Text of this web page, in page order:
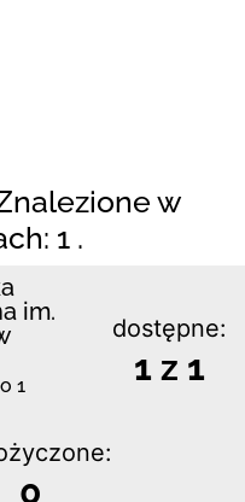
w
1 .
im.
1
dostępne:
1 z 1
0